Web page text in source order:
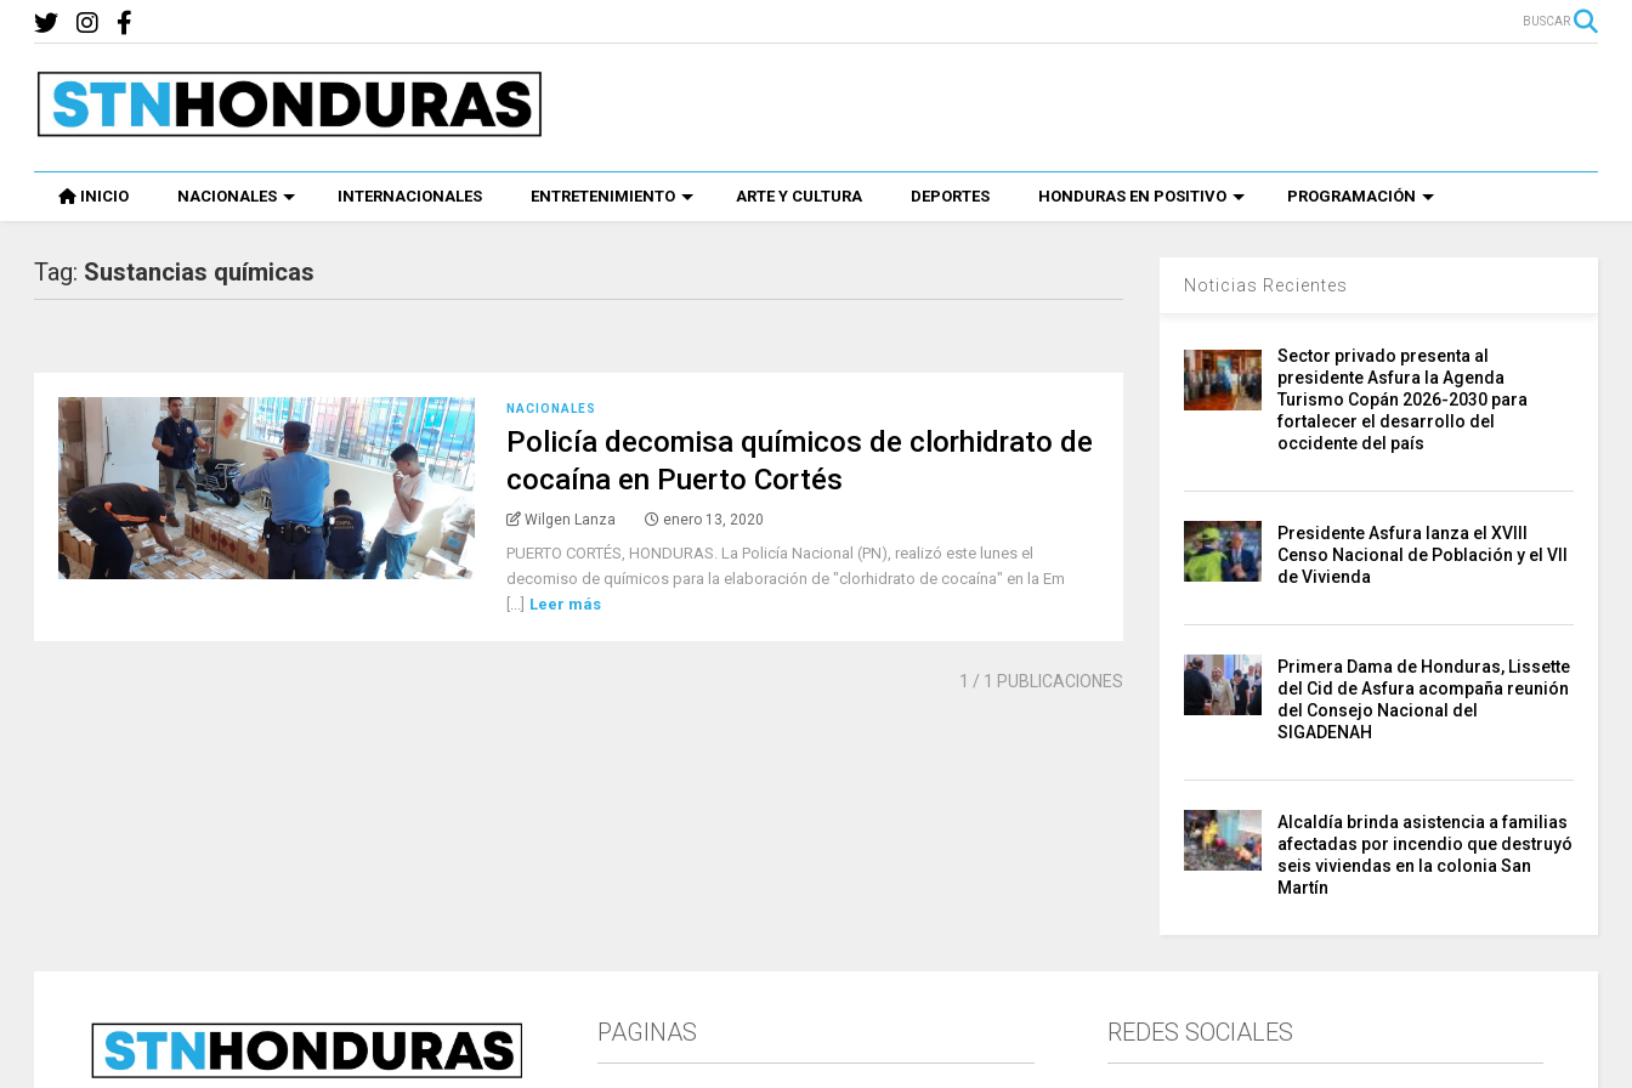
BUSCAR
INICIO NACIONALES INTERNACIONALES ENTRETENIMIENTO ARTE Y CULTURA DEPORTES HONDURAS EN POSITIVO PROGRAMACIÓN
Tag: Sustancias químicas
NACIONALES
Policía decomisa químicos de clorhidrato de
cocaína en Puerto Cortés
Wilgen Lanza enero 13, 2020
PUERTO CORTÉS, HONDURAS. La Policía Nacional (PN), realizó este lunes el
decomiso de químicos para la elaboración de "clorhidrato de cocaína" en la Em
[...] Leer más
1 / 1 PUBLICACIONES
Noticias Recientes
Sector privado presenta al
presidente Asfura la Agenda
Turismo Copán 2026-2030 para
fortalecer el desarrollo del
occidente del país
Presidente Asfura lanza el XVIII
Censo Nacional de Población y el VII
de Vivienda
Primera Dama de Honduras, Lissette
del Cid de Asfura acompaña reunión
del Consejo Nacional del
SIGADENAH
Alcaldía brinda asistencia a familias
afectadas por incendio que destruyó
seis viviendas en la colonia San
Martín
PAGINAS REDES SOCIALES